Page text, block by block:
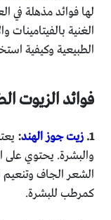
لها فوائد مذهلة في
الغنية
الطبيعية وكيفية
فوائد الزيوت
1. زيت جوز الهند:
والبشرة. يحتوي على
الشعر الجاف
كمرطب للبشرة.